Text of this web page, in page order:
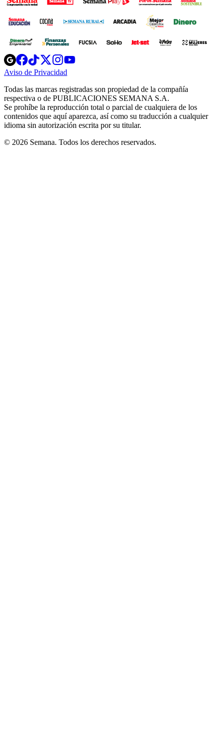
Opens
in
new
Opens
in
new
Opens
in
new
window
Opens
new
windowwindow
Aviso de Privacidad
new
window
Todas las marcas registradas son propiedad de la compañía
respectiva o de PUBLICACIONES SEMANA S.A.
Se prohíbe la reproducción total o parcial de cualquiera de los
contenidos que aquí aparezca, así como su traducción a cualquier
idioma sin autorización escrita por su titular.
© 2026 Semana. Todos los derechos reservados.